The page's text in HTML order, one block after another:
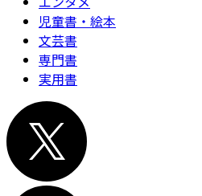
児童書・絵本
文芸書
専門書
実用書